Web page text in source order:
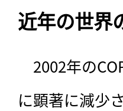
近年の世界
2002年の
に顕著に減少